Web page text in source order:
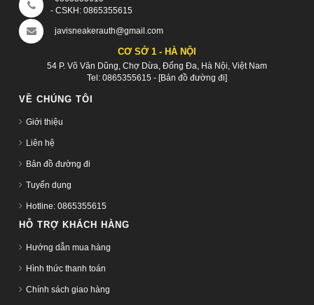
- CSKH: 0865355615
javisneakerauth@gmail.com
CƠ SỞ 1 - HÀ NỘI
54 P. Võ Văn Dũng, Chợ Dừa, Đống Đa, Hà Nội, Việt Nam
Tel: 0865355615 - [Bản đồ đường đi]
VỀ CHÚNG TÔI
Giới thiệu
Liên hệ
Bản đồ đường đi
Tuyển dụng
Hotline: 0865355615
HỖ TRỢ KHÁCH HÀNG
Hướng dẫn mua hàng
Hình thức thanh toán
Chính sách giao hàng